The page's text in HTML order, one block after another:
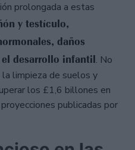
prolongada a estas
y testículo,
daños
desarrollo infantil. No
la limpieza de suelos y
los £1,6 billones en
publicadas por